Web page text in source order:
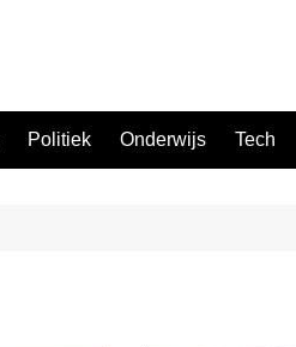
Politiek Onderwijs Tech